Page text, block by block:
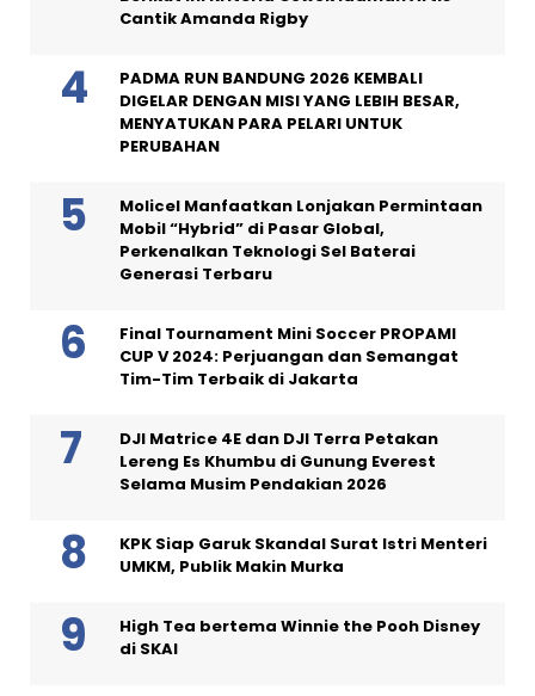
Cantik Amanda Rigby
PADMA RUN BANDUNG 2026 KEMBALI
DIGELAR DENGAN MISI YANG LEBIH BESAR,
MENYATUKAN PARA PELARI UNTUK
PERUBAHAN
Molicel Manfaatkan Lonjakan Permintaan
Mobil “Hybrid” di Pasar Global,
Perkenalkan Teknologi Sel Baterai
Generasi Terbaru
Final Tournament Mini Soccer PROPAMI
CUP V 2024: Perjuangan dan Semangat
Tim-Tim Terbaik di Jakarta
DJI Matrice 4E dan DJI Terra Petakan
Lereng Es Khumbu di Gunung Everest
Selama Musim Pendakian 2026
KPK Siap Garuk Skandal Surat Istri Menteri
UMKM, Publik Makin Murka
High Tea bertema Winnie the Pooh Disney
di SKAI